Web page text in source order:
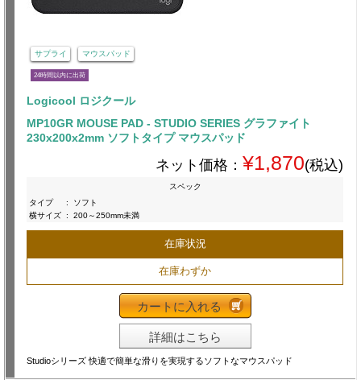
サプライ マウスパッド
24時間以内に出荷
Logicool ロジクール
MP10GR MOUSE PAD - STUDIO SERIES グラファイト
230x200x2mm ソフトタイプ マウスパッド
ネット価格： ¥1,870(税込)
スペック
タイプ
:
ソフト
横サイズ : 200～250mm未満
在庫状況
在庫わずか
カートに入れる
詳細はこちら
Studioシリーズ 快適で簡単な滑りを実現するソフトなマウスパッド